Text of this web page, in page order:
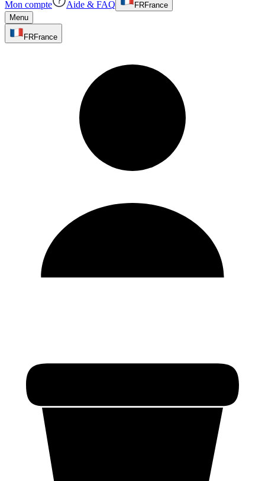
Mon compte Aide & FAQ FRFrance
Menu
FRFrance